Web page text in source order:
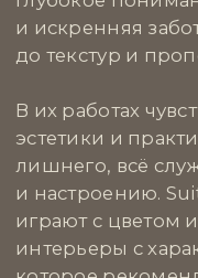
© ООО «Must Have Buro»,
Согласие на обработку